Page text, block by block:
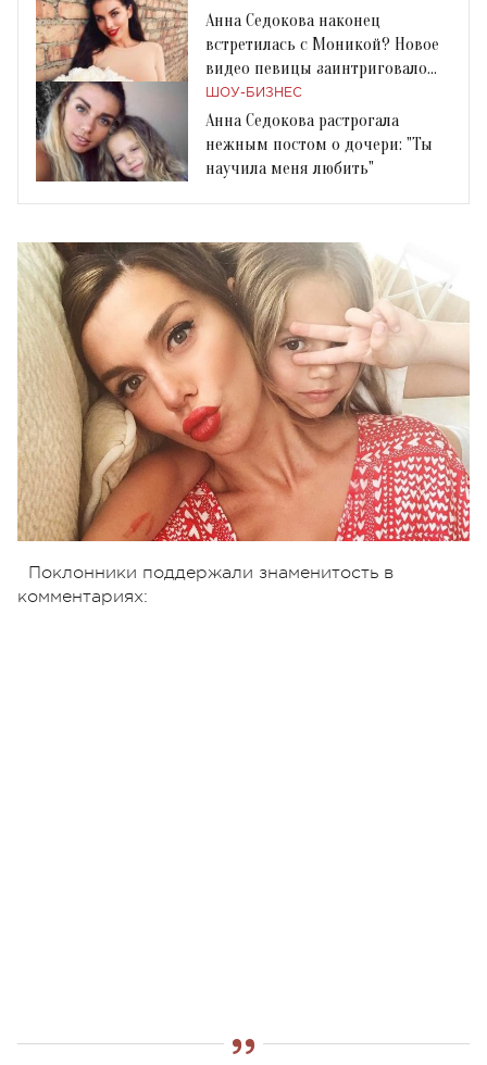
Анна Седокова наконец
встретилась с Моникой? Новое
видео певицы заинтриговало
поклонников
ШОУ-БИЗНЕС
Анна Седокова растрогала
нежным постом о дочери: "Ты
научила меня любить"
Поклонники поддержали знаменитость в
комментариях: